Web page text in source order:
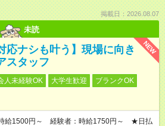
掲載日：2026.08.07
未読
NEW
応ナシも叶う】現場に向き
スタッフ
人未経験OK 大学生歓迎
ブランクOK
給1500円～ 経験者：時給1750円～ ★日払